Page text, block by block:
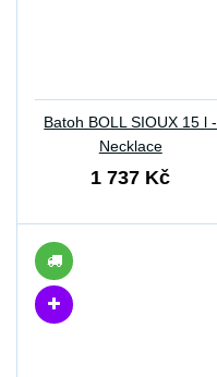
Batoh BOLL SIOUX 15 l -
Necklace
1 737 Kč